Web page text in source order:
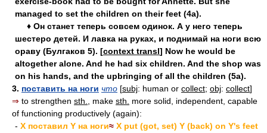
managed to set the children on their feet (4a).
♦ Он станет теперь совсем одинок. А у него теперь
шестеро детей. И лавка на руках, и поднимай на ноги всю
ораву (Булгаков 5). [context transl] Now he would be
altogether alone. And he had six children. And the shop was
on his hands, and the upbringing of all the children (5a).
3. поставить на ноги что [subj: human or collect; obj: collect]
⇒ to strengthen sth. , make sth.
more solid, independent, capable
of functioning productively (again):
- X поставил Y на ноги≈ X put (got, set) Y (back) on Y's feet